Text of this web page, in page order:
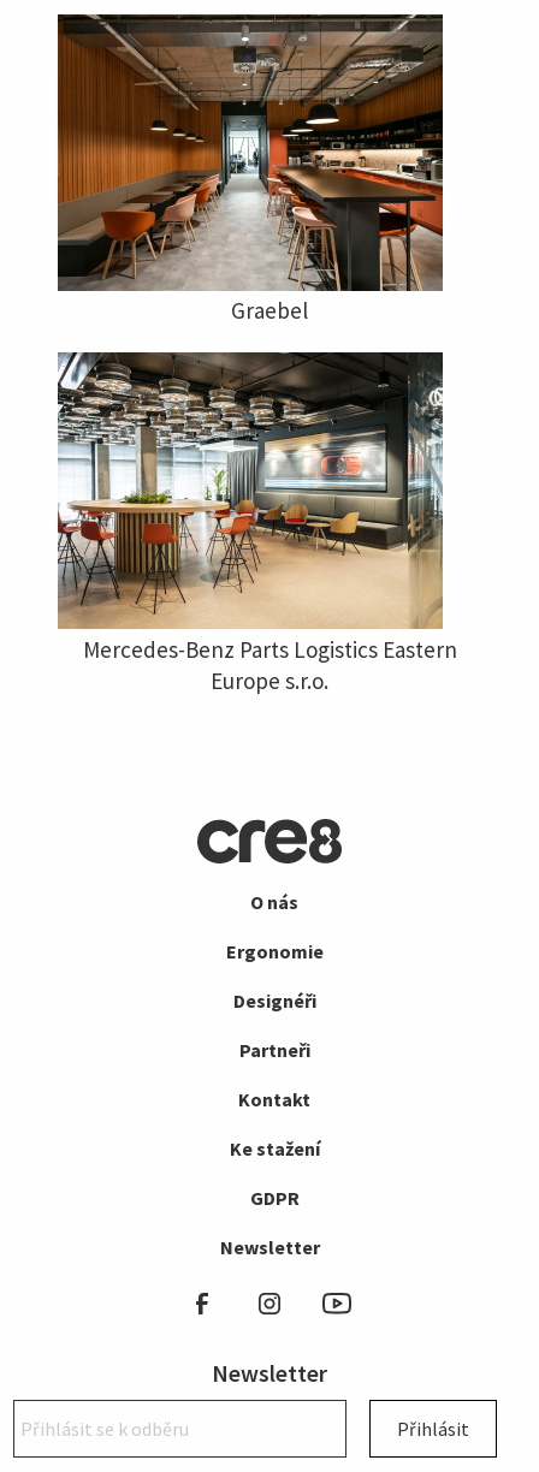
Graebel
Mercedes-Benz Parts Logistics Eastern
Europe s.r.o.
O nás
Ergonomie
Designéři
Partneři
Kontakt
Ke stažení
GDPR
Newsletter
Newsletter
Přihlásit